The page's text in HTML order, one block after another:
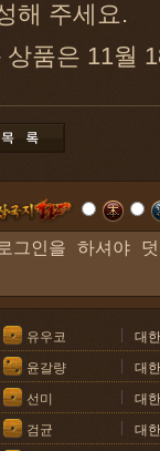
해 주세요.
상품은 11월
유우코
대
윤갈량
대
선미
대
검균
대